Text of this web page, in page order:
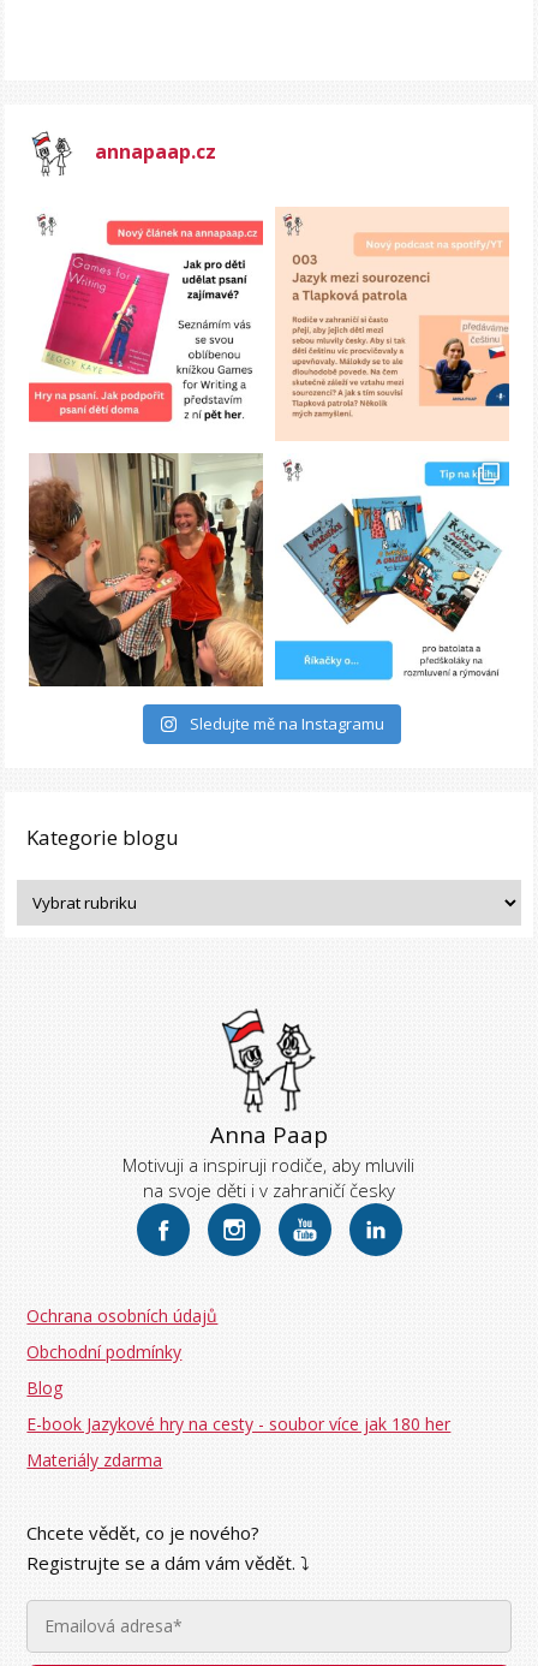
annapaap.cz
Sledujte mě na Instagramu
Kategorie blogu
Anna Paap
Motivuji a inspiruji rodiče, aby mluvili
na svoje děti i v zahraničí česky
Ochrana osobních údajů
Obchodní podmínky
Blog
E-book Jazykové hry na cesty - soubor více jak 180 her
Materiály zdarma
Chcete vědět, co je nového?
Registrujte se a dám vám vědět. ⤵︎